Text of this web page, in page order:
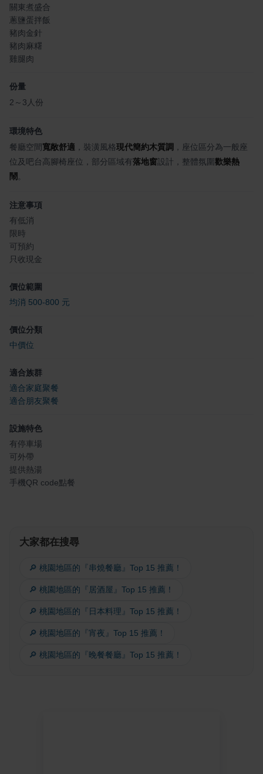
關東煮盛合
蔥鹽蛋拌飯
豬肉金針
豬肉麻糬
雞腿肉
份量
2～3人份
環境特色
餐廳空間寬敞舒適 ，裝潢風格現代簡約木質調 ，座位區分為一般座
位及吧台高腳椅座位，部分區域有落地窗設計，整體氛圍歡樂熱
鬧
注意事項
有低消
限時
可預約
只收現金
價位範圍
均消 500-800 元
價位分類
中價位
適合族群
適合家庭聚餐
適合朋友聚餐
設施特色
有停車場
可外帶
提供熱湯
手機QR code點餐
大家都在搜尋
🔎 桃園地區的『串燒餐廳』Top 15 推薦！
🔎 桃園地區的『居酒屋』Top 15 推薦！
🔎 桃園地區的『日本料理』Top 15 推薦！
🔎 桃園地區的『宵夜』Top 15 推薦！
🔎 桃園地區的『晚餐餐廳』Top 15 推薦！